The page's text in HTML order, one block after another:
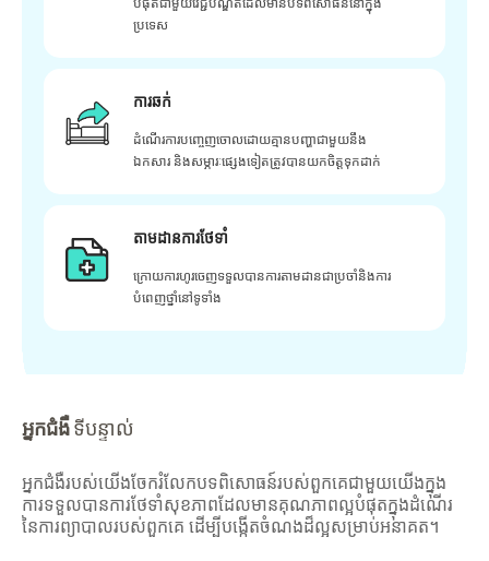
ប្រទេស
ការឆក់
ដំណើរការបញ្ចេញចោលដោយគ្មានបញ្ហាជាមួយនឹង
ឯកសារ និងសម្ភារៈផ្សេងទៀតត្រូវបានយកចិត្តទុកដាក់
តាមដានការថែទាំ
ក្រោយ​ការ​ហូរ​ចេញ​ទទួល​បាន​ការ​តាមដាន​ជា​ប្រចាំ​និង​ការ​
បំពេញ​ថ្នាំ​នៅ​ទូទាំង​
អ្នកជំងឺទីបន្ទាល់
អ្នកជំងឺរបស់យើងចែករំលែកបទពិសោធន៍របស់ពួកគេជាមួយយើងក្នុង
ការទទួលបានការថែទាំសុខភាពដែលមានគុណភាពល្អបំផុតក្នុងដំណើរ
នៃការព្យាបាលរបស់ពួកគេ ដើម្បីបង្កើតចំណងដ៏ល្អសម្រាប់អនាគត។